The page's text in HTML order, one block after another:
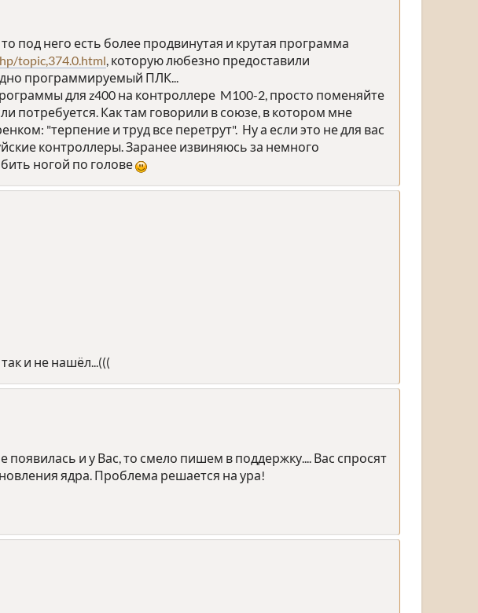
под него есть более продвинутая и крутая программа
topic,374.0.html , которую любезно предоставили
программируемый ПЛК...
для z400 на контроллере M100-2, просто поменяйте
потребуется. Как там говорили в союзе, в котором мне
"терпение и труд все перетрут". Ну а если это не для вас
контроллеры. Заранее извиняюсь за немного
ногой по голове
и не нашёл...(((
и у Вас, то смело пишем в поддержку.... Вас спросят
ядра. Проблема решается на ура!